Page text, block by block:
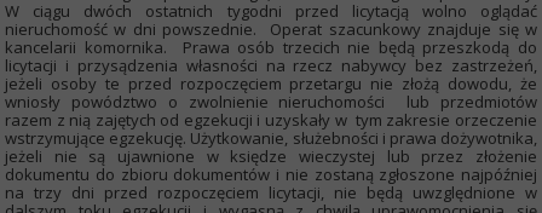
W ciągu dwóch ostatnich tygodni przed licytacją wolno oglądać
nieruchomość w dni powszednie. Operat szacunkowy znajduje się w
kancelarii komornika. Prawa osób trzecich nie będą przeszkodą do
licytacji i przysądzenia własności na rzecz nabywcy bez zastrzeżeń,
jeżeli osoby te przed rozpoczęciem przetargu nie złożą dowodu, że
wniosły powództwo o zwolnienie nieruchomości lub przedmiotów
razem z nią zajętych od egzekucji i uzyskały w tym zakresie orzeczenie
wstrzymujące egzekucję. Użytkowanie, służebności i prawa dożywotnika,
jeżeli nie są ujawnione w księdze wieczystej lub przez złożenie
dokumentu do zbioru dokumentów i nie zostaną zgłoszone najpóźniej
na trzy dni przed rozpoczęciem licytacji, nie będą uwzględnione w